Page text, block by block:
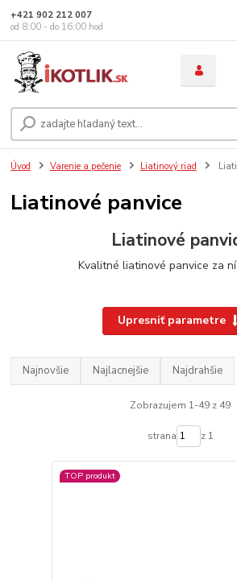
+421 902 212 007
od 8:00 - do 16:00 hod
Úvod Varenie a pečenie Liatinový riad
Liatinové panvice
Liatinové
Kvalitné liatinové panvice za
Upresniť parametre
Najnovšie Najlacnejšie Najdrahšie
Zobrazujem 1-49 z 49
strana z 1
TOP produkt